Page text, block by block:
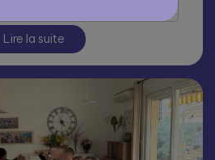
Lire la suite